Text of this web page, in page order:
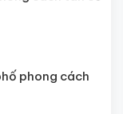
phong cách